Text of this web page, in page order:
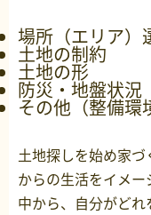
場所（エリア）
土地の制約
土地の形
防災・地盤状況
その他（整備環
土地探しを始め家
からの生活をイメ
中から、自分がど